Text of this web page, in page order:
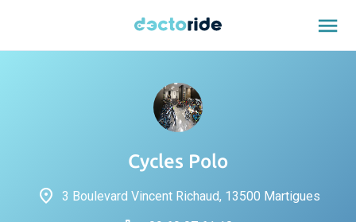
menu
Cycles Polo
place 3 Boulevard Vincent Richaud, 13500 Martigues